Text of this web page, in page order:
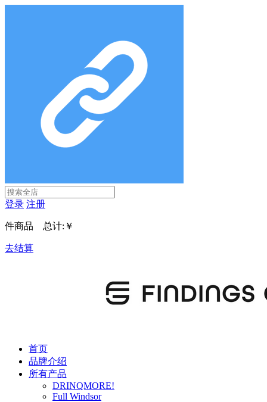
登录 注册
件商品 总计: ￥
去结算
首页
品牌介绍
所有产品
DRINQMORE!
Full Windsor